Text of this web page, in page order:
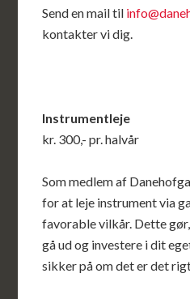
Send en mail til
kontakter vi dig.
Instrumentleje
kr. 300,- pr. halvår
Som medlem af
for at leje instrument via
favorable vilkår. Dette
gå ud og investere i dit
sikker på om det er det